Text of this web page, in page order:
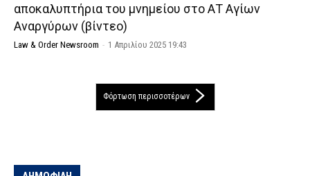
αποκαλυπτήρια του μνημείου στο ΑΤ Αγίων
Αναργύρων (βίντεο)
Law & Order Newsroom - 1 Απριλίου 2025 19:43
Φόρτωση περισσοτέρων